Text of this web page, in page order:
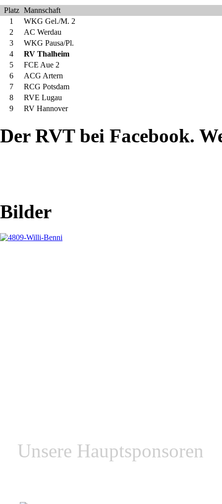
Platz Mannschaft
1
WKG Gel./M. 2
2
AC Werdau
3
WKG Pausa/Pl.
4
RV Thalheim
5
FCE Aue 2
6
ACG Artern
7
RCG Potsdam
8
RVE Lugau
9
RV Hannover
Der RVT bei Facebook.
Bilder
Unsere Hauptsponsoren